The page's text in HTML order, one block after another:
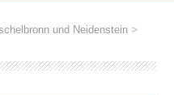
und Neidenstein >